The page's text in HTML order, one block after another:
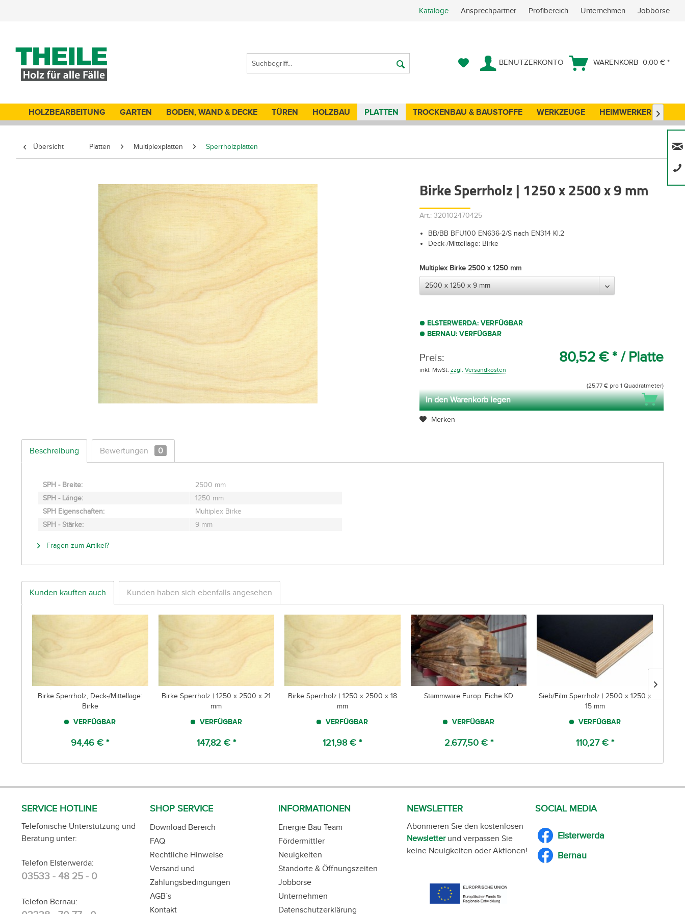
Kataloge Ansprechpartner Profibereich Unternehmen Jobbörse
BENUTZERKONTO WARENKORB 0,00 € *
HOLZBEARBEITUNG GARTEN BODEN, WAND & DECKE TÜREN HOLZBAU PLATTEN TROCKENBAU & BAUSTOFFE WERKZEUGE HEIMWERKER 
Übersicht Platten Multiplexplatten Sperrholzplatten
Birke Sperrholz | 1250 x 2500 x 9 mm
Art.: 320102470425
BB/BB BFU100 EN636-2/S nach EN314 Kl.2
Deck-/Mittellage: Birke
Multiplex Birke 2500 x 1250 mm
ELSTERWERDA: VERFÜGBAR
BERNAU: VERFÜGBAR
Preis: 80,52 € * / Platte
inkl. MwSt.zzgl. Versandkosten
(25,77 € pro 1 Quadratmeter)
In den Warenkorb legen
Merken
Beschreibung Bewertungen 0
SPH - Breite:
2500 mm
SPH - Länge:
1250 mm
SPH Eigenschaften:
Multiplex Birke
SPH - Stärke:
9 mm
Fragen zum Artikel?
Kunden kauften auch Kunden haben sich ebenfalls angesehen
Birke Sperrholz, Deck-/Mittellage:
Birke
VERFÜGBAR
94,46 € *
Birke Sperrholz | 1250 x 2500 x 21
mm
VERFÜGBAR
147,82 € *
Birke Sperrholz | 1250 x 2500 x 18
mm
VERFÜGBAR
121,98 € *
Stammware Europ. Eiche KD
VERFÜGBAR
2.677,50 € *
Sieb/Film Sperrholz | 2500 x 1250 x
15 mm
VERFÜGBAR
110,27 € *
SERVICE HOTLINE
Telefonische Unterstützung und
Beratung unter:
Telefon Elsterwerda:
03533 - 48 25 - 0
Telefon Bernau:
SHOP SERVICE
Download Bereich
FAQ
Rechtliche Hinweise
Versand und
Zahlungsbedingungen
AGB´s
Kontakt
INFORMATIONEN
Energie Bau Team
Fördermittler
Neuigkeiten
Standorte & Öffnungszeiten
Jobbörse
Unternehmen
Datenschutzerklärung
NEWSLETTER
Abonnieren Sie den kostenlosen
Newsletterund verpassen Sie
keine Neuigkeiten oder Aktionen!
SOCIAL MEDIA
Elsterwerda
Bernau